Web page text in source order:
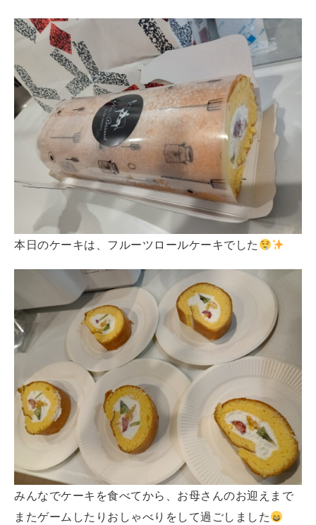
本日のケーキは、フルーツロールケーキでした
みんなでケーキを食べてから、お母さんのお迎えまで
またゲームしたりおしゃべりをして過ごしました